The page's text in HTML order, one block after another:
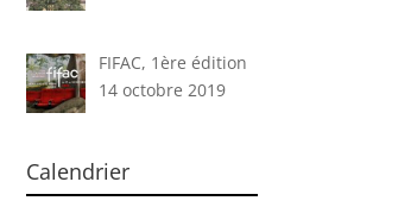
FIFAC, 1ère édition
14 octobre 2019
Calendrier